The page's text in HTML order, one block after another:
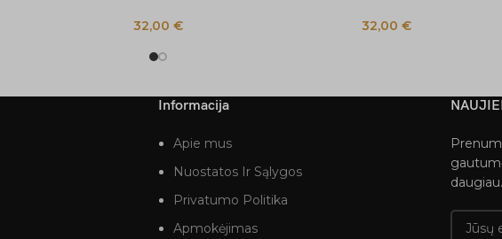
32,00 € 32,00 €
Informacija
Apie mus
Nuostatos Ir Sąlygos
Privatumo Politika
Apmokėjimas
daugiau.